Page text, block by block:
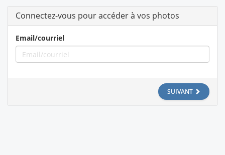
Connectez-vous pour accéder à vos photos
Email/courriel
SUIVANT